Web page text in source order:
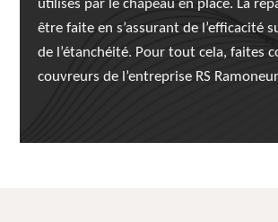
utilisés par le chapeau en place. La
être faite en s’assurant de l’efficacité
de l’étanchéité. Pour tout cela, faites
couvreurs de l’entreprise RS